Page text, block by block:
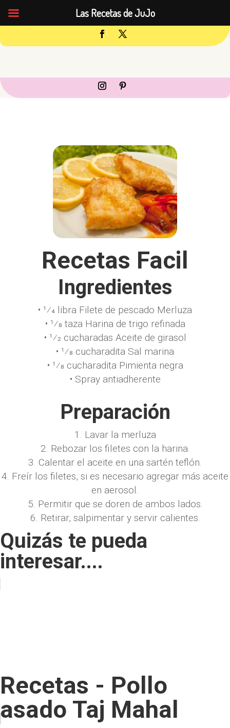
Recetas Facil
Ingredientes
• 1⁄4 libra Filete de pescado Merluza
• 1⁄8 taza Harina de trigo refinada
• 1⁄2 cucharadas Aceite de girasol
• 1⁄8 cucharadita Sal marina
• 1⁄8 cucharadita Pimienta negra
• Spray antiadherente
Preparación
1. Lavar la merluza
2. Rebozar los filetes con la harina.
3. Calentar el aceite en una sartén teflón.
4. Freír los filetes, si es necesario agregar más aceite
en aerosol.
5. Permitir que se doren de ambos lados.
6. Retirar, salpimentar y servir calientes.
Quizás te pueda
interesar....
Recetas - Pollo
asado Taj Mahal
Las Recetas de JuJo